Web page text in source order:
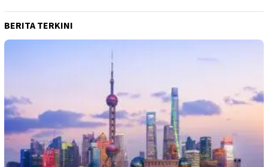
BERITA TERKINI